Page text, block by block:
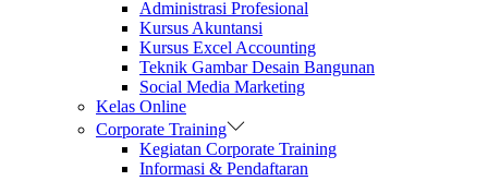
Administrasi Profesional
Kursus Akuntansi
Kursus Excel Accounting
Teknik Gambar Desain Bangunan
Social Media Marketing
Kelas Online
Corporate Training
Kegiatan Corporate Training
Informasi & Pendaftaran